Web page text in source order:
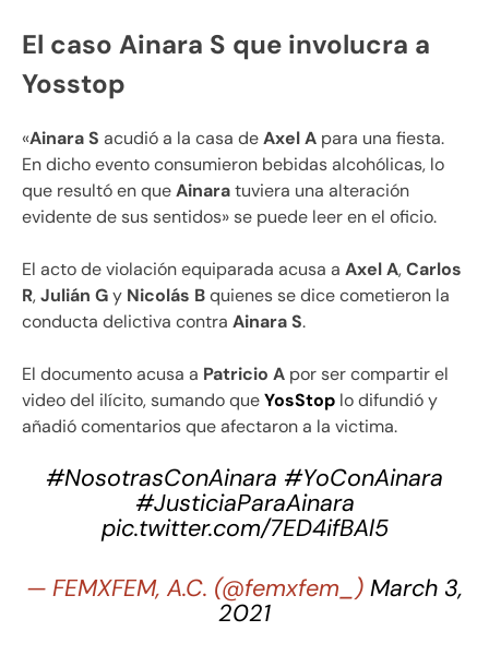
El caso Ainara S que involucra a
Yosstop
«Ainara S acudió a la casa deAxel A para una fiesta.
En dicho evento consumieron bebidas alcohólicas, lo
que resultó en queAinaratuviera una alteración
evidente de sus sentidos» se puede leer en el oficio.
El acto de violación equiparada acusa a Axel A,Carlos
R,Julián Gy Nicolás Bquienes se dice cometieron la
conducta delictiva contra Ainara S.
El documento acusa a Patricio A por ser compartir el
video del ilícito, sumando queYosStop lo difundió y
añadió comentarios que afectaron a la victima.
#NosotrasConAinara #YoConAinara
#JusticiaParaAinara
pic.twitter.com/7ED4ifBAl5
— FEMXFEM, A.C. (@femxfem_) March 3,
2021